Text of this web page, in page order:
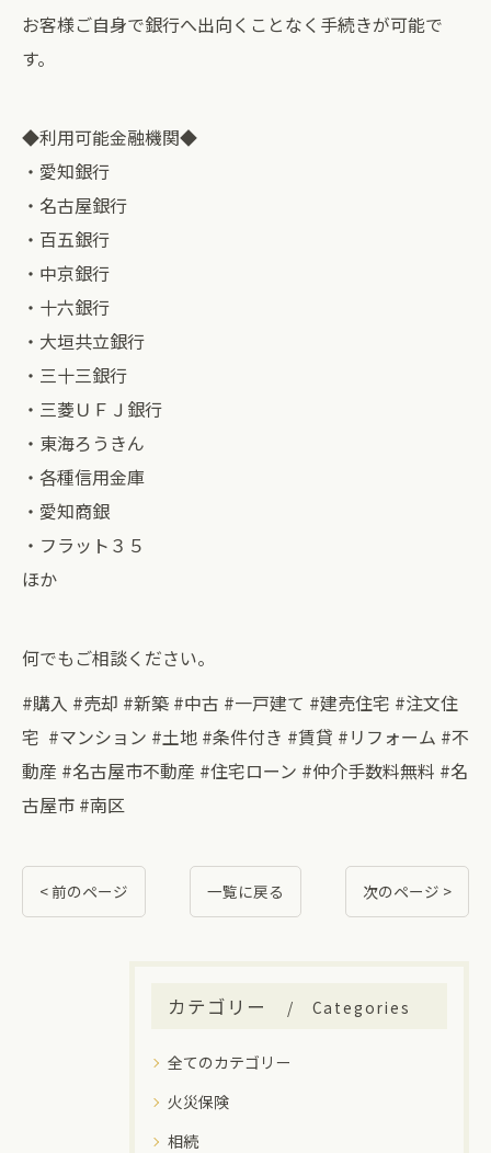
お客様ご自身で銀行へ出向くことなく手続きが可能で
す。
◆利用可能金融機関◆
・愛知銀行
・名古屋銀行
・百五銀行
・中京銀行
・十六銀行
・大垣共立銀行
・三十三銀行
・三菱ＵＦＪ銀行
・東海ろうきん
・各種信用金庫
・愛知商銀
・フラット３５
ほか
何でもご相談ください。
#購入 #売却 #新築 #中古 #一戸建て #建売住宅 #注文住
宅 #マンション #土地 #条件付き #賃貸 #リフォーム #不
動産 #名古屋市不動産 #住宅ローン #仲介手数料無料 #名
古屋市 #南区
< 前のページ 一覧に戻る 次のページ >
カテゴリー Categories
全てのカテゴリー
火災保険
相続